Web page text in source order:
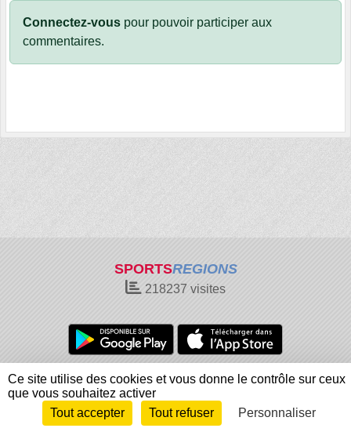
Connectez-vous pour pouvoir participer aux
commentaires.
SPORTSREGIONS
218237 visites
Charte cookies
Gestion des cookies
Informations légales
Signaler un contenu inapproprié
Envie de participer ?
Connexion
Ce site utilise des cookies et vous donne le contrôle sur ceux
que vous souhaitez activer
Tout accepter
Tout refuser Personnaliser